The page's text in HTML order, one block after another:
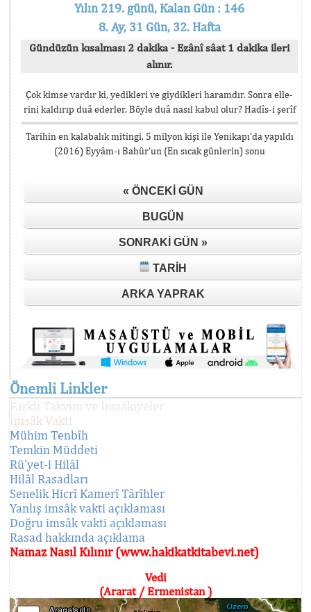
Yılın 219. günü, Kalan Gün : 146
8. Ay, 31 Gün, 32. Hafta
Gündüzün kısalması 2 dakika - Ezânî sâat 1 dakika ileri
alınır.
Çok kimse vardır ki, yedikleri ve giydikleri haramdır. Sonra elle-
rini kaldırıp duâ ederler. Böyle duâ nasıl kabul olur? Hadîs-i şerîf
Tarihin en kalabalık mitingi, 5 milyon kişi ile Yenikapı’da yapıldı
(2016) Eyyâm-ı Bahûr’un (En sıcak günlerin) sonu
« ÖNCEKI GÜN
BUGÜN
SONRAKI GÜN »
TARIH
ARKA YAPRAK
Önemli Linkler
Farklı Takvim ve İmsâkiyeler
İmsâk Vakti
Mühim Tenbîh
Temkin Müddeti
Rü'yet-i Hilâl
Hilâl Rasadları
Senelik Hicrî Kamerî Târîhler
Yanlış imsâk vakti açıklaması
Doğru imsâk vakti açıklaması
Rasad hakkında açıklama
Namaz Nasıl Kılınır (www.hakikatkitabevi.net)
Vedi
(Ararat / Ermenistan )